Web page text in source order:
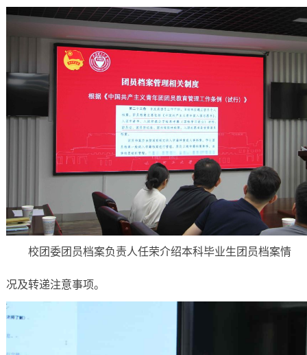
校团委团员档案负责人任荣介绍本科毕业生团员档案情
况及转递注意事项。